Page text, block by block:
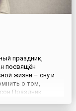
праздник,
посвящён
жизни – сну и
о том,